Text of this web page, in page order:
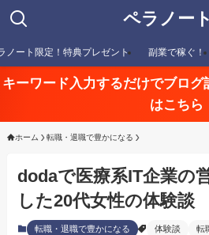
ペラノー
ノート限定！特典プレゼント 副業で稼ぐ！
キーワード入力するだけでブロ
はこちら
ホーム 転職・退職で豊かになる
dodaで医療系IT企業の
した20代女性の体験談
転職・退職で豊かになる 体験談 転